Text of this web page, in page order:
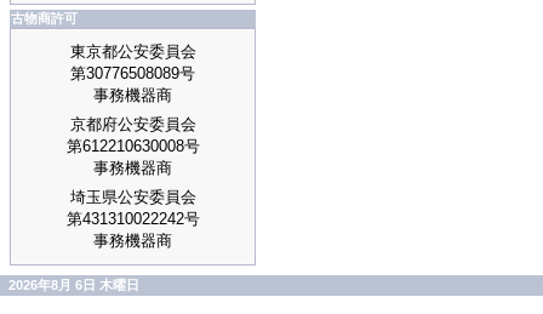
古物商許可
東京都公安委員会
第30776508089号
事務機器商
京都府公安委員会
第612210630008号
事務機器商
埼玉県公安委員会
第431310022242号
事務機器商
2026年8月 6日 木曜日